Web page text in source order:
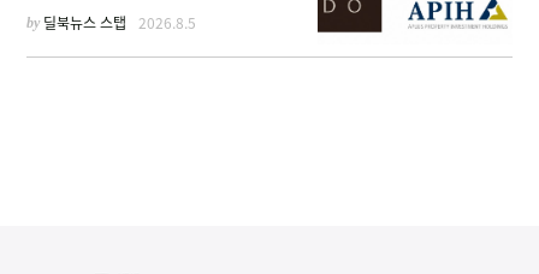
by 딜북뉴스 스탭 2026.8.5